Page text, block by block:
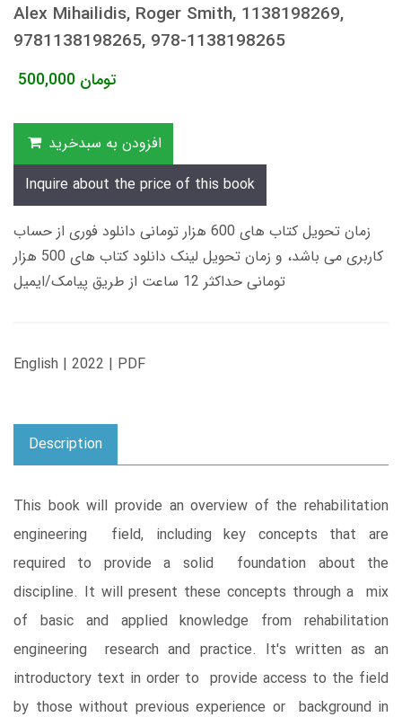
Alex Mihailidis, Roger Smith, 1138198269,
9781138198265, 978-1138198265
500,000 تومان
افزودن به سبدخرید
Inquire about the price of this book
زمان تحویل کتاب های 600 هزار تومانی دانلود فوری از حساب
کاربری می باشد، و زمان تحویل لینک دانلود کتاب های 500 هزار
تومانی حداکثر 12 ساعت از طریق پیامک/ایمیل
English | 2022 | PDF
Description
This book will provide an overview of the rehabilitation
engineering field, including key concepts that are
required to provide a solid foundation about the
discipline. It will present these concepts through a mix
of basic and applied knowledge from rehabilitation
engineering research and practice. It's written as an
introductory text in order to provide access to the field
by those without previous experience or background in